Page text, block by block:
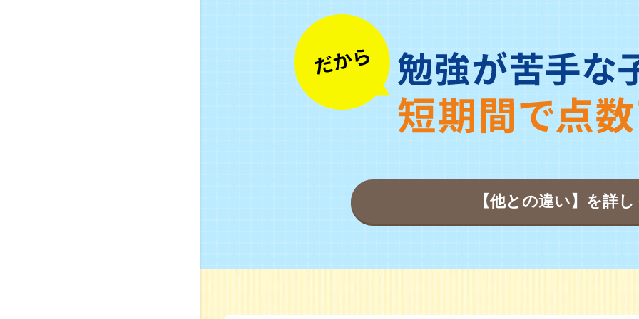
【他との違い】を詳